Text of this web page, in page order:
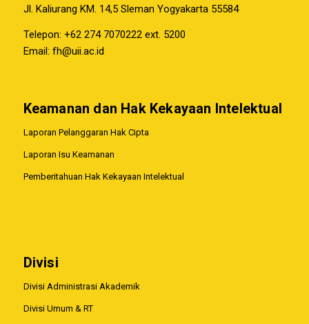
Jl. Kaliurang KM. 14,5 Sleman Yogyakarta 55584
Telepon: +62 274 7070222 ext. 5200
Email: fh@uii.ac.id
Keamanan dan Hak Kekayaan Intelektual
Laporan Pelanggaran Hak Cipta
Laporan Isu Keamanan
Pemberitahuan Hak Kekayaan Intelektual
Divisi
Divisi Administrasi Akademik
Divisi Umum & RT